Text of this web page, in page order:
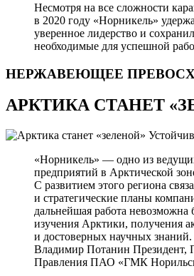
Несмотря на все сложности
в 2020 году «Норникель»
уверенное лидерство и
необходимые для успешной
НЕРЖАВЕЮЩЕЕ
АРКТИКА СТАНЕТ
«Норникель» — одно из
предприятий в Арктической
С развитием этого региона
и стратегические планы
дальнейшая работа невозможна
изучения Арктики, получения
и достоверных научных знаний.
Владимир Потанин Президент,
Правления ПАО «ГМК